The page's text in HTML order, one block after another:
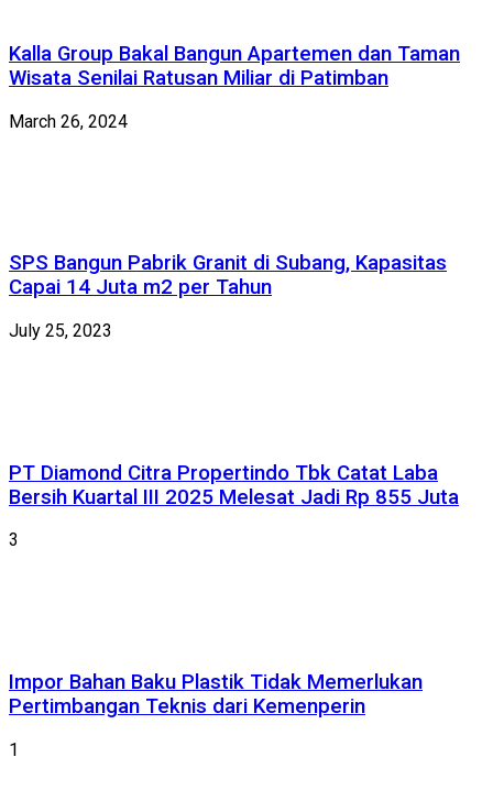
Kalla Group Bakal Bangun Apartemen dan Taman
Wisata Senilai Ratusan Miliar di Patimban
March 26, 2024
SPS Bangun Pabrik Granit di Subang, Kapasitas
Capai 14 Juta m2 per Tahun
July 25, 2023
PT Diamond Citra Propertindo Tbk Catat Laba
Bersih Kuartal III 2025 Melesat Jadi Rp 855 Juta
3
Impor Bahan Baku Plastik Tidak Memerlukan
Pertimbangan Teknis dari Kemenperin
1